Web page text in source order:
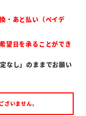
・あと払い（ペイデ
望日を承ることができ
なし」のままでお願い
ざいません。